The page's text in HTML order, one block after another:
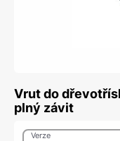
Vrut do
plný závit
Verze